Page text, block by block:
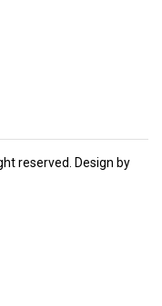
reserved. Design by